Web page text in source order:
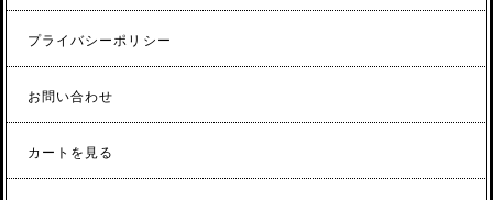
プライバシーポリシー
お問い合わせ
カートを見る